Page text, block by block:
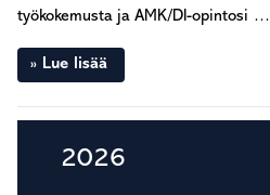
työkokemusta ja AMK/DI-opintosi …
Lue lisää
Ensisijainen
2026